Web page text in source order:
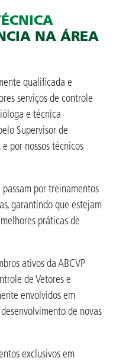
NA ÁREA
qualificada e
serviços de controle
e técnica
Supervisor de
e por nossos técnicos
passam por treinamentos
garantindo que estejam
práticas de
ativos da ABCVP
de Vetores e
envolvidos em
de novas
exclusivos em